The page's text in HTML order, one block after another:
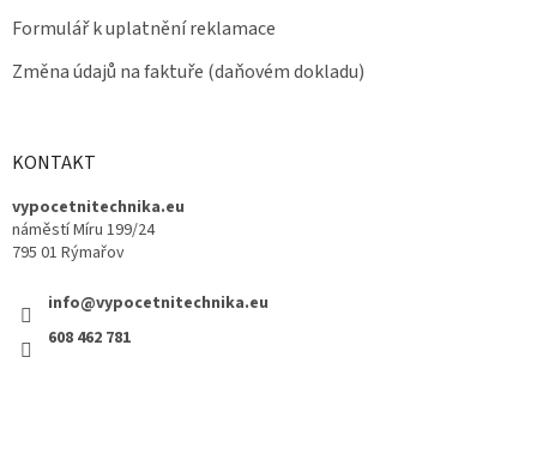
Formulář k uplatnění reklamace
Změna údajů na faktuře (daňovém dokladu)
KONTAKT
vypocetnitechnika.eu
náměstí Míru 199/24
795 01 Rýmařov
info@vypocetnitechnika.eu
608 462 781